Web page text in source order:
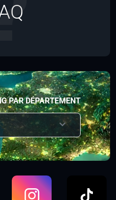
PAR DÉPARTEMENT